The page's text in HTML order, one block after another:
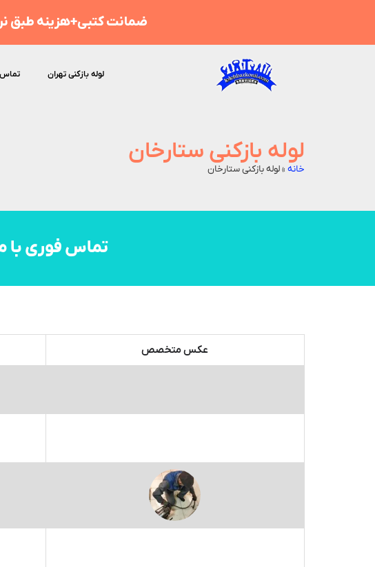
ضمانت کتبی+هزینه طبق
لوله بازکنی تهران تماس
لوله بازکنی ستارخان
خانه »لوله بازکنی ستارخان
تماس فوری
عکس متخصص